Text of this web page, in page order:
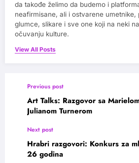
da takođe želimo da budemo i
neafirmisane, ali i ostvarene umetnike,
glumce, slikare i sve one koji na neki
očuvanju kulture.
View All Posts
Previous post
Art Talks: Razgovor sa
Julianom Turnerom
Next post
Hrabri razgovori: Konkurs za
26 godina